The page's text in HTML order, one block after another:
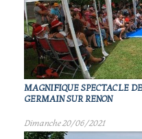
MAGNIFIQUE SPECTACLE
GERMAIN SUR RENON
Dimanche 20/06/2021